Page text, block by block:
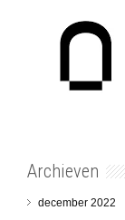
Archieven
december 2022